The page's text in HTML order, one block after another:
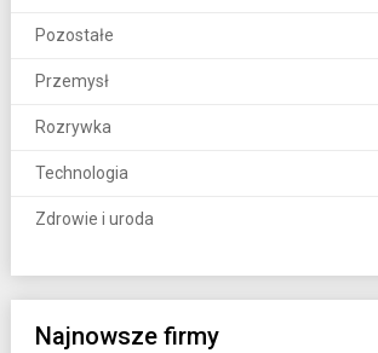
Pozostałe
Przemysł
Rozrywka
Technologia
Zdrowie i uroda
Najnowsze firmy